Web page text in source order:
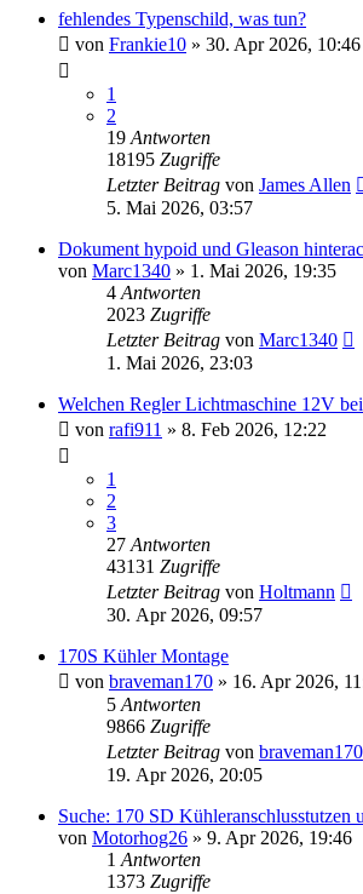
fehlendes Typenschild, was tun?
von Frankie10 » 30. Apr 2026, 10:46
1
2
19 Antworten
18195 Zugriffe
Letzter Beitrag von James Allen
5. Mai 2026, 03:57
Dokument hypoid und Gleason
von Marc1340 » 1. Mai 2026, 19:35
4 Antworten
2023 Zugriffe
Letzter Beitrag von Marc1340
1. Mai 2026, 23:03
Welchen Regler Lichtmaschine 12V
von rafi911 » 8. Feb 2026, 12:22
1
2
3
27 Antworten
43131 Zugriffe
Letzter Beitrag von Holtmann
30. Apr 2026, 09:57
170S Kühler Montage
von braveman170 » 16. Apr 2026,
5 Antworten
9866 Zugriffe
Letzter Beitrag von braveman170
19. Apr 2026, 20:05
Suche: 170 SD Kühleranschlusstutzen
von Motorhog26 » 9. Apr 2026, 19:46
1 Antworten
1373 Zugriffe